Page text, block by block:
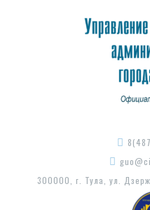
300000, г. Тула, ул.